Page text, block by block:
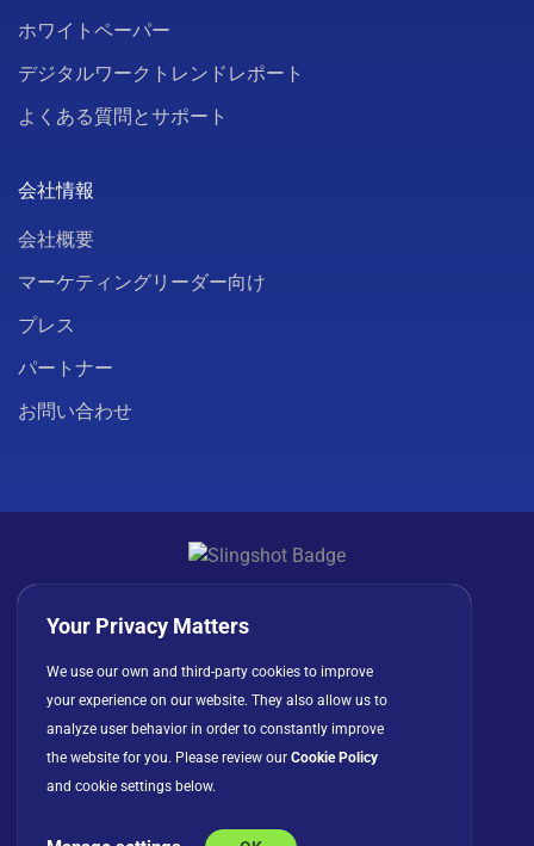
ホワイトペーパー
デジタルワークトレンドレポート
よくある質問とサポート
会社情報
会社概要
マーケティングリーダー向け
プレス
パートナー
お問い合わせ
プライバシーポリシー
Your Privacy Matters
We use our own and third-party cookies to improve
your experience on our website. They also allow us to
analyze user behavior in order to constantly improve
the website for you. Please review our Cookie Policy
and cookie settings below.